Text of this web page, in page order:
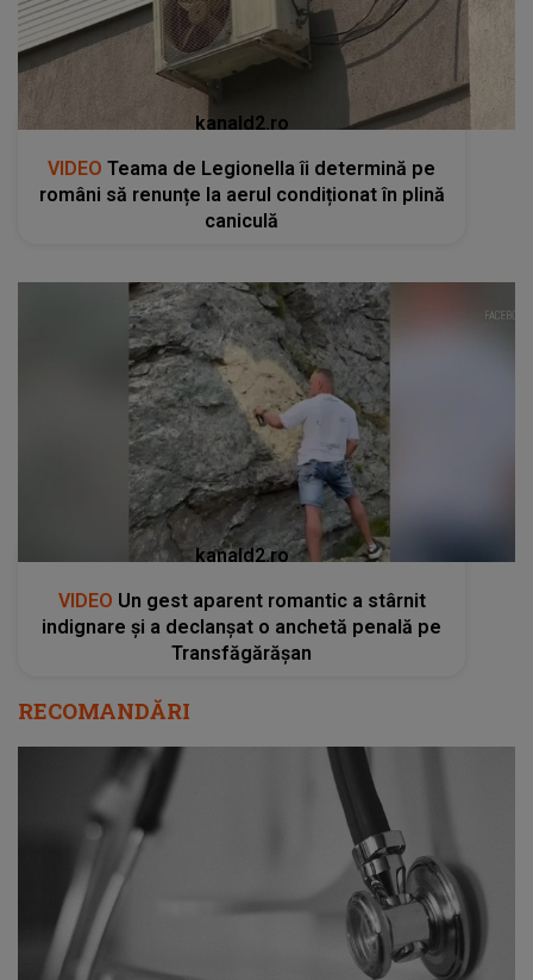
kanald2.ro
VIDEO Teama de Legionella îi determină pe
români să renunțe la aerul condiționat în plină
caniculă
kanald2.ro
VIDEO Un gest aparent romantic a stârnit
indignare și a declanșat o anchetă penală pe
Transfăgărășan
RECOMANDĂRI